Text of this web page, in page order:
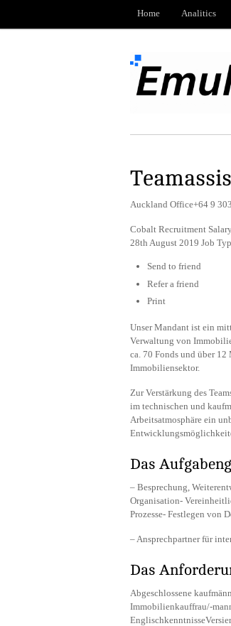
Home Analitics
Auckland Office+64 9
Cobalt Recruitment
28th August 2019 Job
Send to friend
Refer a friend
Print
Unser Mandant ist ein
Verwaltung von
ca. 70 Fonds und über
Immobiliensektor.
Zur Verstärkung des
im technischen und
Arbeitsatmosphäre ein
Das
– Besprechung,
Organisation-
Prozesse- Festlegen von
– Ansprechpartner für
Das
Abgeschlossene
Immobilienkauffrau/-